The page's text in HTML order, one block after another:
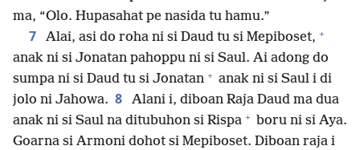
ma, “Olo. Hupasahat pe nasida tu hamu.”
7 Alai, asi do roha ni si Daud tu si Mepiboset, +
anak ni si Jonatan pahoppu ni si Saul. Ai adong do
sumpa ni si Daud tu si Jonatan + anak ni si Saul i di
jolo ni Jahowa. 8
Alani i, diboan Raja Daud ma dua
anak ni si Saul na ditubuhon si Rispa + boru ni si Aya.
Goarna si Armoni dohot si Mepiboset. Diboan raja i